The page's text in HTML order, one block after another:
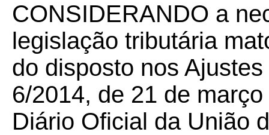
CONSIDERANDO a
legislação tributária
do disposto nos
6/2014, de 21 de
Diário Oficial da União